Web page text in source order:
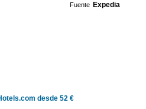
Fuente Expedia
desde 52 €